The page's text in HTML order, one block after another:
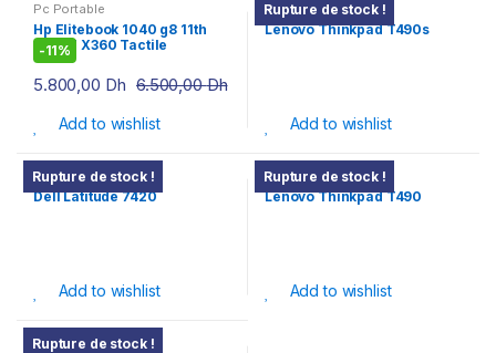
Pc Portable
Hp Elitebook 1040 g8 11th
Gen i7 X360 Tactile
-11%
5.800,00 Dh 6.500,00Dh
Add to wishlist
Rupture de stock !
Pc Portable
Lenovo Thinkpad T490s
Add to wishlist
Rupture de stock !
Pc Portable
Dell Latitude 7420
Add to wishlist
Rupture de stock !
Pc Portable
Lenovo Thinkpad T490
Add to wishlist
Rupture de stock !
Pc Portable